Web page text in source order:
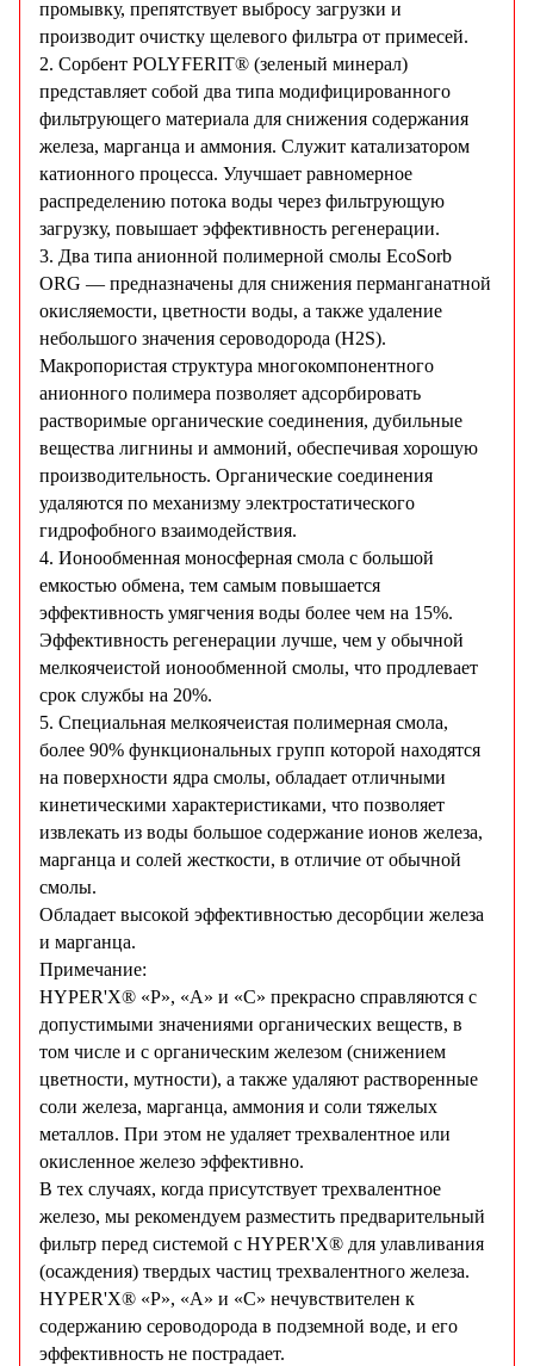
промывку, препятствует выбросу загрузки и
производит очистку щелевого фильтра от примесей.
2. Сорбент POLYFERIT® (зеленый минерал)
представляет собой два типа модифицированного
фильтрующего материала для снижения содержания
железа, марганца и аммония. Служит катализатором
катионного процесса. Улучшает равномерное
распределению потока воды через фильтрующую
загрузку, повышает эффективность регенерации.
3. Два типа анионной полимерной смолы EcoSorb
ORG — предназначены для снижения перманганатной
окисляемости, цветности воды, а также удаление
небольшого значения сероводорода (H2S).
Макропористая структура многокомпонентного
анионного полимера позволяет адсорбировать
растворимые органические соединения, дубильные
вещества лигнины и аммоний, обеспечивая хорошую
производительность. Органические соединения
удаляются по механизму электростатического
гидрофобного взаимодействия.
4. Ионообменная моносферная смола с большой
емкостью обмена, тем самым повышается
эффективность умягчения воды более чем на 15%.
Эффективность регенерации лучше, чем у обычной
мелкоячеистой ионообменной смолы, что продлевает
срок службы на 20%.
5. Специальная мелкоячеистая полимерная смола,
более 90% функциональных групп которой находятся
на поверхности ядра смолы, обладает отличными
кинетическими характеристиками, что позволяет
извлекать из воды большое содержание ионов железа,
марганца и солей жесткости, в отличие от обычной
смолы.
Обладает высокой эффективностью десорбции железа
и марганца.
Примечание:
HYPER'X® «P», «А» и «С» прекрасно справляются с
допустимыми значениями органических веществ, в
том числе и с органическим железом (снижением
цветности, мутности), а также удаляют растворенные
соли железа, марганца, аммония и соли тяжелых
металлов. При этом не удаляет трехвалентное или
окисленное железо эффективно.
В тех случаях, когда присутствует трехвалентное
железо, мы рекомендуем разместить предварительный
фильтр перед системой с HYPER'X® для улавливания
(осаждения) твердых частиц трехвалентного железа.
HYPER'X® «P», «А» и «С» нечувствителен к
содержанию сероводорода в подземной воде, и его
эффективность не пострадает.